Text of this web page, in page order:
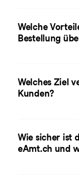
Welche
Bestellung
Welches Ziel
Kunden?
Wie sicher ist
eAmt.ch und